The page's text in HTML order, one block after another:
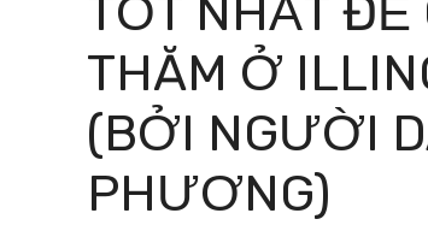
TỐT NHẤT ĐỂ
THĂM Ở
(BỞI NGƯỜI
PHƯƠNG)